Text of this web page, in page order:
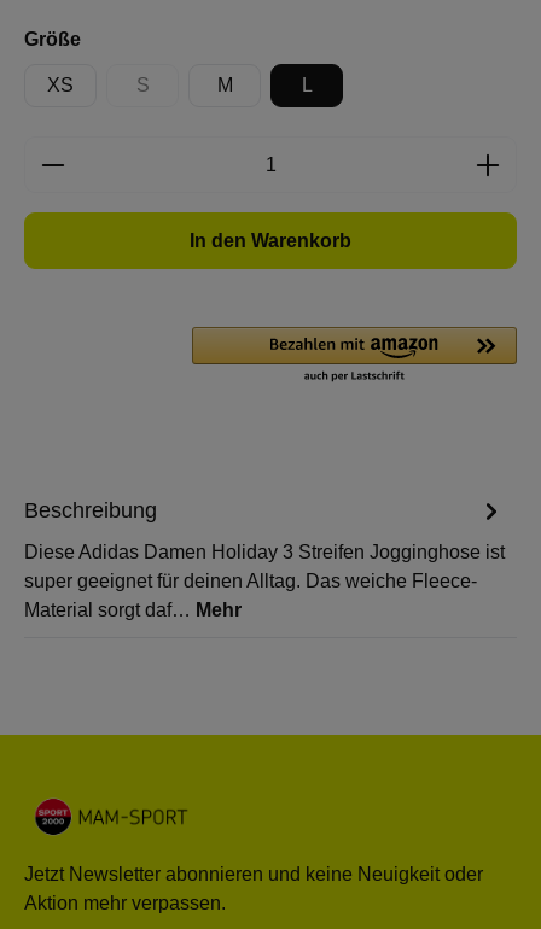
Größeauswählen
XS S
(Diese Option ist zurzeit nicht verfügbar.)
M L
Produkt Anzahl: Gib den gewünschten
In den Warenkorb
Beschreibung
Diese Adidas Damen Holiday 3 Streifen Jogginghose ist
super geeignet für deinen Alltag. Das weiche Fleece-
Material sorgt daf… Mehr
Jetzt Newsletter abonnieren und keine Neuigkeit oder
Aktion mehr verpassen.